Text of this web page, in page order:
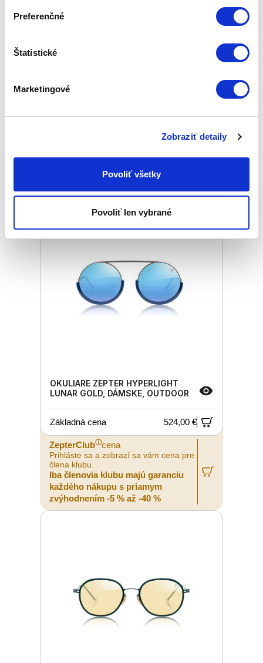
Preferenčné
Štatistické
Marketingové
Zobraziť detaily
Povoliť všetky
Povoliť len vybrané
každého nákupu s priamym
OKULIARE ZEPTER HYPERLIGHT
LUNAR GOLD, DÁMSKE, OUTDOOR
Základná cena 524,00 €
ZepterClubⓘcena
Prihláste sa a zobrazí sa vám cena pre
člena klubu.
Iba členovia klubu majú garanciu
každého nákupu s priamym
zvýhodnením -5 % až -40 %